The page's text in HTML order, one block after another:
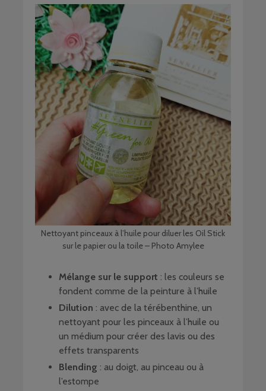
Nettoyant pinceaux à l’huile pour diluer les Oil Stick
sur le papier ou la toile – Photo Amylee
Mélange sur le support : les couleurs se
fondent comme de la peinture à l’huile
Dilution : avec de la térébenthine, un
nettoyant pour les pinceaux à l’huile ou
un médium pour créer des lavis ou des
effets transparents
Blending : au doigt, au pinceau ou à
l’estompe